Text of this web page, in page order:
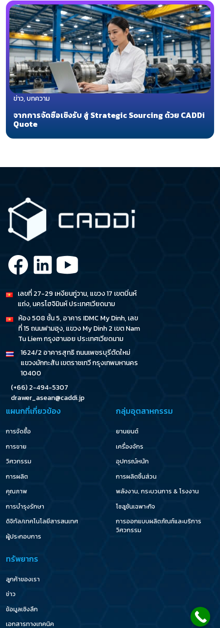
ข่าว, บทความ
จากการจัดซื้อเชิงรับ สู่ Strategic Sourcing ด้วย CADDi
Quote
เลขที่ 27-29 เหงียนกู่วาน, แขวง 17 เขตบิ่นห์
แถ่ง, นครโฮจิมินห์ ประเทศเวียดนาม
ห้อง 508 ชั้น 5, อาคาร IDMC My Dinh, เลข
ที่ 15 ถนนฟามฮุง, แขวง My Dinh 2 เขต Nam
Tu Liem กรุงฮานอย ประเทศเวียดนาม
1624/2 อาคารสุทธิ ถนนเพชรบุรีตัดใหม่
แขวงมักกะสัน เขตราชเทวี กรุงเทพมหานคร
10400
(+66) 2-494-5307
drawer_asean@caddi.jp
แผนกที่เกี่ยวข้อง
การจัดซื้อ
การขาย
วิศวกรรม
การผลิต
คุณภาพ
การบำรุงรักษา
ดิจิทัล/เทคโนโลยีสารสนเทศ
ผู้ประกอบการ
กลุ่มอุตสาหกรรม
ยานยนต์
เครื่องจักร
อุปกรณ์หนัก
การผลิตชิ้นส่วน
พลังงาน, กระบวนการ & โรงงาน
โซลูชันเฉพาะกิจ
การออกแบบผลิตภัณฑ์และบริการ
วิศวกรรม
ทรัพยากร
ลูกค้าของเรา
ข่าว
ข้อมูลเชิงลึก
เอกสารทางเทคนิค